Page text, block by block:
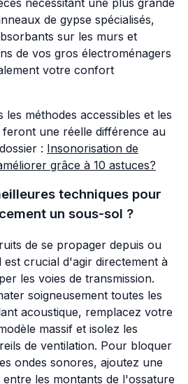
de gypse spécialisés,
sur les murs et
de vos gros électroménagers
votre confort
méthodes accessibles et les
feront une réelle différence au
: Insonorisation de
grâce à 10 astuces?
techniques pour
un sous-sol ?
de se propager depuis ou
crucial d'agir directement à
les voies de transmission.
soigneusement toutes les
acoustique, remplacez votre
massif et isolez les
de ventilation. Pour bloquer
ondes sonores, ajoutez une
les montants de l'ossature